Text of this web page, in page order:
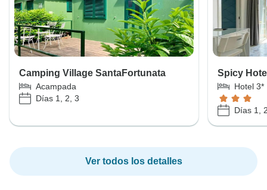
Camping Village SantaFortunata
Acampada
Días 1, 2, 3
Spicy
Hotel 3*
Días 1,
Ver todos los detalles